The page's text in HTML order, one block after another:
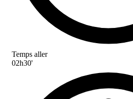
Temps aller
02h30'